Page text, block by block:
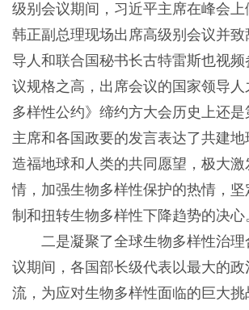
级别会议期间，习近平主席在峰会上
韩正副总理现场出席高级别会议并致
导人和联合国秘书长古特雷斯也视
议规格之高，出席会议的国家领导
多样性公约》缔约方大会历史上还
主席和各国政要的发言表达了共建地
造福地球和人类的共同愿望，极大
情，加强生物多样性保护的热情，坚
制和扭转生物多样性下降趋势的决心
二是凝聚了全球生物多样性治理
议期间，各国部长级代表以最大的政
流，为应对生物多样性面临的巨大